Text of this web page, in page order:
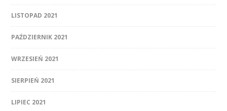
LISTOPAD 2021
PAŹDZIERNIK 2021
WRZESIEŃ 2021
SIERPIEŃ 2021
LIPIEC 2021